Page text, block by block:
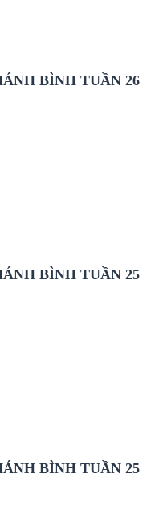
BÌNH TUẦN 26
BÌNH TUẦN 25
BÌNH TUẦN 25